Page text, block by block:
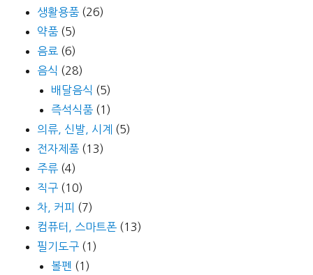
생활용품 (26)
약품 (5)
음료 (6)
음식 (28)
배달음식 (5)
즉석식품 (1)
의류, 신발, 시계 (5)
전자제품 (13)
주류 (4)
직구 (10)
차, 커피 (7)
컴퓨터, 스마트폰 (13)
필기도구 (1)
볼펜 (1)